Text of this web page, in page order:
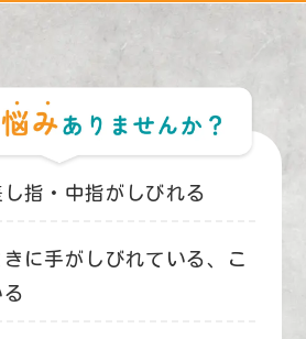
指・中指がしびれる
に手がしびれている、
こ